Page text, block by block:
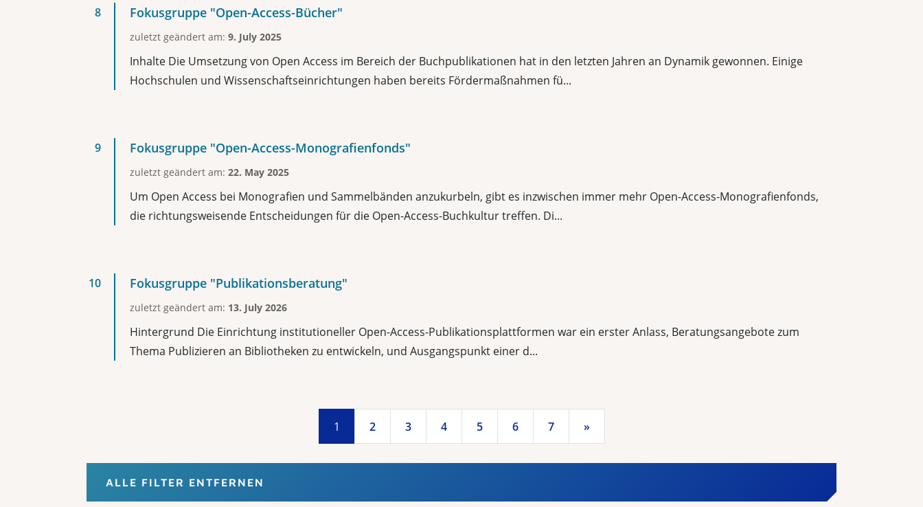
Fokusgruppe "Open-Access-Bücher"
zuletzt geändert am: 9. July 2025
Inhalte Die Umsetzung von Open Access im Bereich der Buchpublikationen hat in den letzten Jahren an Dynamik gewonnen. Einige
Hochschulen und Wissenschaftseinrichtungen haben bereits Fördermaßnahmen fü...
Fokusgruppe "Open-Access-Monografienfonds"
zuletzt geändert am: 22. May 2025
Um Open Access bei Monografien und Sammelbänden anzukurbeln, gibt es inzwischen immer mehr Open-Access-Monografienfonds,
die richtungsweisende Entscheidungen für die Open-Access-Buchkultur treffen. Di...
Fokusgruppe "Publikationsberatung"
zuletzt geändert am: 13. July 2026
Hintergrund Die Einrichtung institutioneller Open-Access-Publikationsplattformen war ein erster Anlass, Beratungsangebote zum
Thema Publizieren an Bibliotheken zu entwickeln, und Ausgangspunkt einer d...
1 2 3 4 5 6 7 »
ALLE FILTER ENTFERNEN